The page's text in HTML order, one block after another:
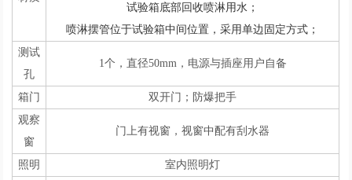
试验箱底部回收喷淋用水；
喷淋摆管位于试验箱中间位置，采用单边固定方式；
测试
孔
1个，直径50mm，电源与插座用户自备
箱门
双开门；防爆把手
观察
窗
门上有视窗，视窗中配有刮水器
照明
室内照明灯